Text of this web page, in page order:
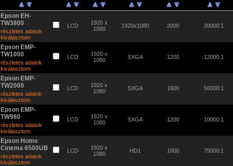
Epson EH-
TW3800
részletes adatok
kiválasztom
LCD
1920 x
1080
1920x1080 2000 20000:1
Epson EMP-
TW1000
részletes adatok
kiválasztom
LCD
1920 x
1080
SXGA 1200 12000:1
Epson EMP-
TW2000
részletes adatok
kiválasztom
LCD
1920 x
1080
SXGA 1600 50000:1
Epson EMP-
TW980
részletes adatok
kiválasztom
LCD
1920 x
1080
SXGA 1200 10000:1
Epson Home
Cinema 6500UB
részletes adatok
kiválasztom
LCD
1920 x
1080
HD1 1600 75000:1